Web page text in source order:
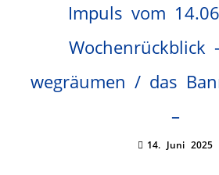
Impuls vom
Wochenrückblick
wegräumen / das
–
14. Juni 2025